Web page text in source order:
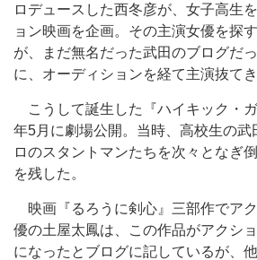
ロデュースした西冬彦が、女子高生
ョン映画を企画。その主演女優を探
が、まだ無名だった武田のブログだ
に、オーディションを経て主演抜てき
こうして誕生した『ハイキック・
年5月に劇場公開。当時、高校生の武
ロのスタントマンたちを次々となぎ
を残した。
映画『るろうに剣心』三部作でア
優の土屋太鳳は、この作品がアクシ
になったとブログに記しているが、